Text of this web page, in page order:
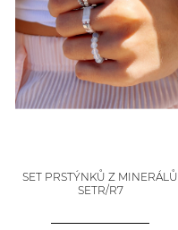
SET PRSTÝNKŮ Z MINERÁLŮ
SETR/R7